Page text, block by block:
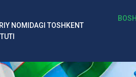
NOMIDAGI TOSHKENT